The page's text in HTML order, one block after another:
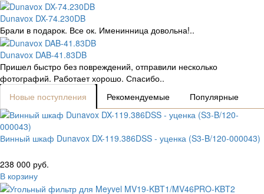
Dunavox DX-74.230DB
Брали в подарок. Все ок. Именинница довольна!..
Dunavox DAB-41.83DB
Пришел быстро без повреждений, отправили несколько
фотографий. Работает хорошо. Спасибо..
Новые поступления
Рекомендуемые Популярные
Винный шкаф Dunavox DX-119.386DSS - уценка (S3-B/120-000043)
238 000 руб.
В корзину